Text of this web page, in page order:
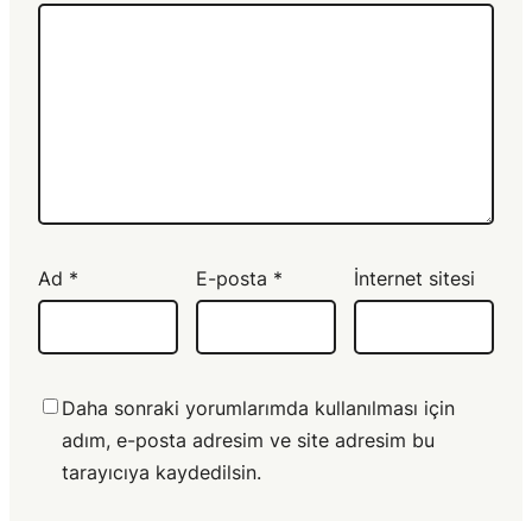
Ad * E-posta * İnternet sitesi
Daha sonraki yorumlarımda kullanılması için
adım, e-posta adresim ve site adresim bu
tarayıcıya kaydedilsin.